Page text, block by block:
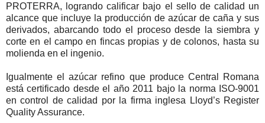
PROTERRA, logrando calificar bajo el sello de calidad un
alcance que incluye la producción de azúcar de caña y sus
derivados, abarcando todo el proceso desde la siembra y
corte en el campo en fincas propias y de colonos, hasta su
molienda en el ingenio.
Igualmente el azúcar refino que produce Central Romana
está certificado desde el año 2011 bajo la norma ISO-9001
en control de calidad por la firma inglesa Lloyd’s Register
Quality Assurance.